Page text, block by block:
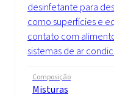
desinfetante para
como superfícies e
contato com
sistemas de ar
Composição
Misturas